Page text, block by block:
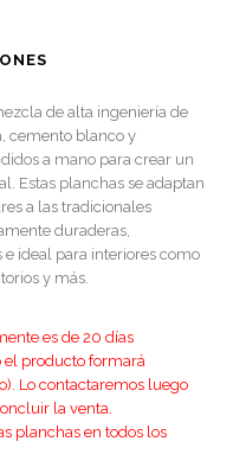
de alta ingeniería de
cemento blanco y
a mano para crear un
Estas planchas se adaptan
a las tradicionales
duraderas,
e ideal para interiores como
y más.
es de 20 días
el producto formará
Lo contactaremos luego
la venta.
planchas en todos los